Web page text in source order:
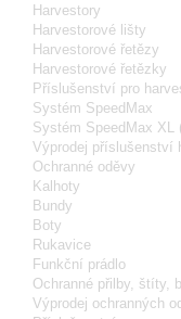
Harvestory
Harvestorové lišty
Harvestorové řetězy
Harvestorové řetězky
Příslušenství pro
Systém SpeedMax
Systém SpeedMax XL
Výprodej příslušenství
Ochranné oděvy
Kalhoty
Bundy
Boty
Rukavice
Funkční prádlo
Ochranné přilby, štíty,
Výprodej ochranných